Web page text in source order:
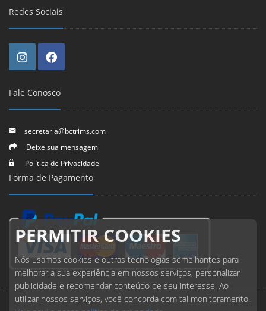
Redes Sociais
Fale Conosco
secretaria@bctrims.com
Deixe sua mensagem
Política de Privacidade
Forma de Pagamento
PERMITIR COOKIES
Nós usamos cookies e outras tecnologias semelhantes para
melhorar a sua experiência em nossos serviços, personalizar
publicidade e recomendar conteúdo de seu interesse. Ao
utilizar nossos serviços, você concorda com tal monitoramento.